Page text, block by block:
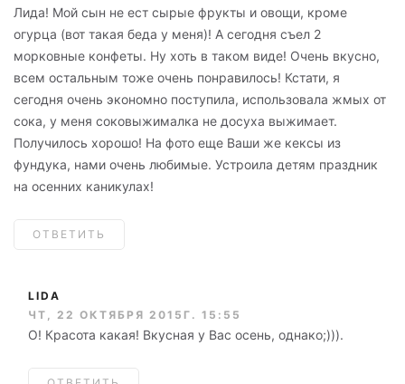
Лида! Мой сын не ест сырые фрукты и овощи, кроме
огурца (вот такая беда у меня)! А сегодня съел 2
морковные конфеты. Ну хоть в таком виде! Очень вкусно,
всем остальным тоже очень понравилось! Кстати, я
сегодня очень экономно поступила, использовала жмых от
сока, у меня соковыжималка не досуха выжимает.
Получилось хорошо! На фото еще Ваши же кексы из
фундука, нами очень любимые. Устроила детям праздник
на осенних каникулах!
ОТВЕТИТЬ
LIDA
ЧТ, 22 ОКТЯБРЯ 2015Г. 15:55
О! Красота какая! Вкусная у Вас осень, однако;))).